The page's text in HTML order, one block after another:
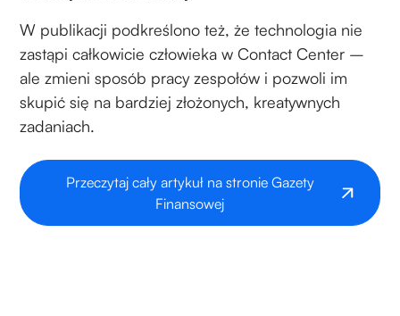
W publikacji podkreślono też, że technologia nie
zastąpi całkowicie człowieka w Contact Center –
ale zmieni sposób pracy zespołów i pozwoli im
skupić się na bardziej złożonych, kreatywnych
zadaniach.
Przeczytaj cały artykuł na stronie Gazety
Finansowej